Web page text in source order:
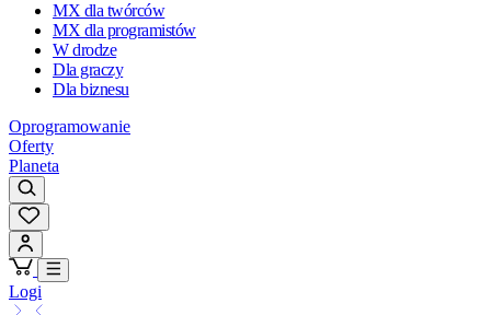
MX dla twórców
MX dla programistów
W drodze
Dla graczy
Dla biznesu
Oprogramowanie
Oferty
Planeta
Logi